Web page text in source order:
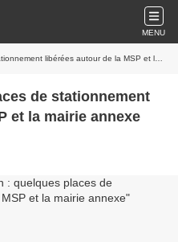
MENU
libérées autour de la MSP et la mairie annexe
de stationnement
et la mairie annexe